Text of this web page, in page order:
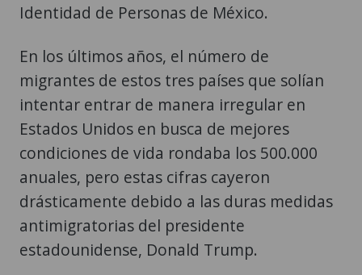
Identidad de Personas de México.
En los últimos años, el número de
migrantes de estos tres países que solían
intentar entrar de manera irregular en
Estados Unidos en busca de mejores
condiciones de vida rondaba los 500.000
anuales, pero estas cifras cayeron
drásticamente debido a las duras medidas
antimigratorias del presidente
estadounidense, Donald Trump.